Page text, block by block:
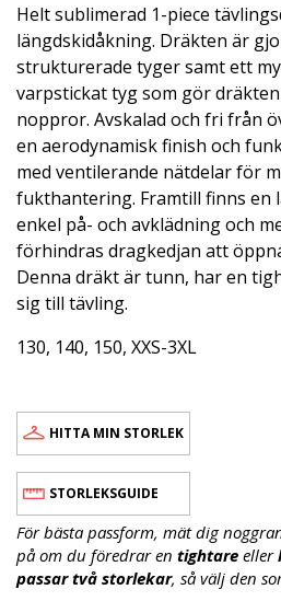
Helt sublimerad 1-piece
längdskidåkning. Dräkten är
strukturerade tyger samt ett
varpstickat tyg som gör
noppror. Avskalad och fri från
en aerodynamisk finish och
med ventilerande nätdelar för
fukthantering. Framtill finns en
enkel på- och avklädning och
förhindras dragkedjan att
Denna dräkt är tunn, har en
sig till tävling.
130, 140, 150, XXS-3XL
HITTA MIN STORLEK
STORLEKSGUIDE
För bästa passform, mät dig
på om du föredrar en tightare eller
passar två storlekar, så välj den